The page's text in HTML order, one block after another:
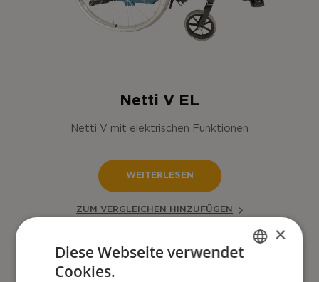
Netti V EL
Netti V mit elektrischen Funktionen
WEITERLESEN
ZUM VERGLEICHEN HINZUFÜGEN
×
Diese Webseite verwendet
Cookies.